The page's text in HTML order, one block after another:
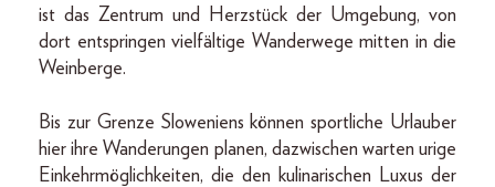
ist das Zentrum und Herzstück der Umgebung, von
dort entspringen vielfältige Wanderwege mitten in die
Weinberge.
Bis zur Grenze Sloweniens können sportliche Urlauber
hier ihre Wanderungen planen, dazwischen warten urige
Einkehrmöglichkeiten, die den kulinarischen Luxus der